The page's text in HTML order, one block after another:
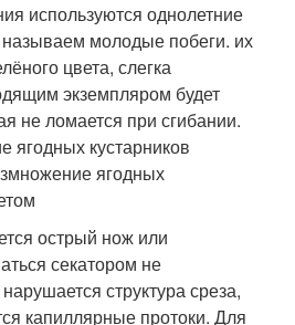
используются однолетние
молодые побеги. их
цвета, слегка
экземпляром будет
не ломается при сгибании.
острый нож или
секатором не
структура среза,
капиллярные протоки. Для